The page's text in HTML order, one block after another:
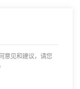
意见和建议，请您